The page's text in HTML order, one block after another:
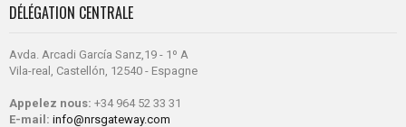
DÉLÉGATION CENTRALE
Avda. Arcadi García Sanz,19 - 1º A
Vila-real, Castellón, 12540 - Espagne
Appelez nous: +34 964 52 33 31
E-mail: info@nrsgateway.com